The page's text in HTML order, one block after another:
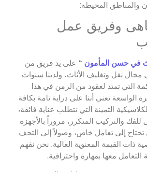
والمناطق المحيطة:
وفريق عمل
في حسن المأمون “ على يد فريق من
نقل وتغليف الأثاث، ولدينا سنوات
التي تمتد لعقود من الزمن في هذا
الواسعة تعني أننا على دراية تامة بكافة
الثمينة التي تتطلب عناية فائقة،
للفك والتركيب المتكرر، مروراً بالأجهزة
تحتاج إلى تعامل خاص، وصولاً إلى التحف
ذات القيمة المعنوية العالية. نحن نفهم
معها بمهارة واحترافية.